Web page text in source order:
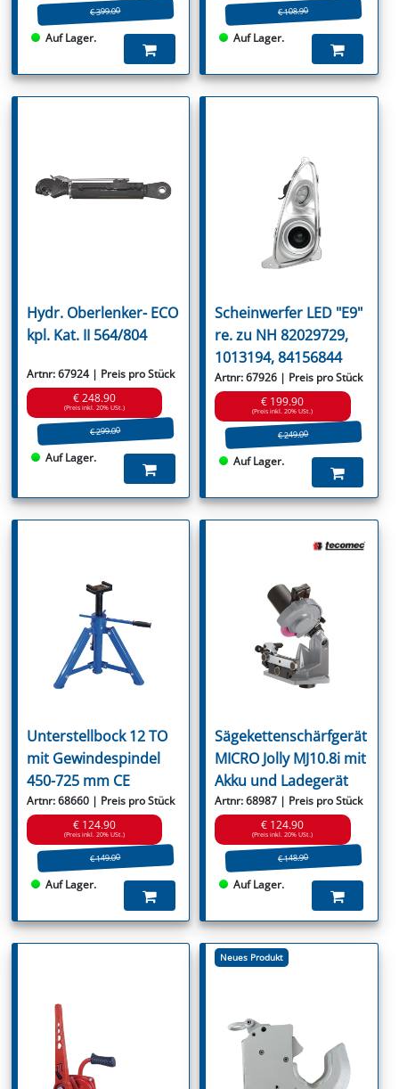
€ 399.00
Auf Lager.
€ 108.90
Auf Lager.
Hydr. Oberlenker- ECO
kpl. Kat. II 564/804
Artnr: 67924 | Preis pro Stück
€ 248.90
(Preis inkl. 20% USt.)
€ 299.00
Auf Lager.
Scheinwerfer LED "E9"
re. zu NH 82029729,
1013194, 84156844
Artnr: 67926 | Preis pro Stück
€ 199.90
(Preis inkl. 20% USt.)
€ 249.00
Auf Lager.
Unterstellbock 12 TO
mit Gewindespindel
450-725 mm CE
Artnr: 68660 | Preis pro Stück
€ 124.90
(Preis inkl. 20% USt.)
€ 149.00
Auf Lager.
Sägekettenschärfgerät
MICRO Jolly MJ10.8i mit
Akku und Ladegerät
Artnr: 68987 | Preis pro Stück
€ 124.90
(Preis inkl. 20% USt.)
€ 148.90
Auf Lager.
Neues Produkt